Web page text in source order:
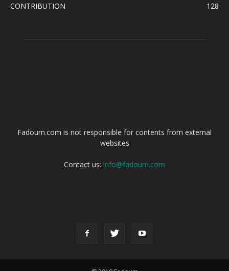
CONTRIBUTION
128
Fadoum.com is not responsible for contents from external
websites
Contact us: info@fadoum.com